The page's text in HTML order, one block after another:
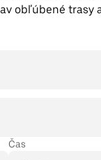
obľúbené trasy
Čas